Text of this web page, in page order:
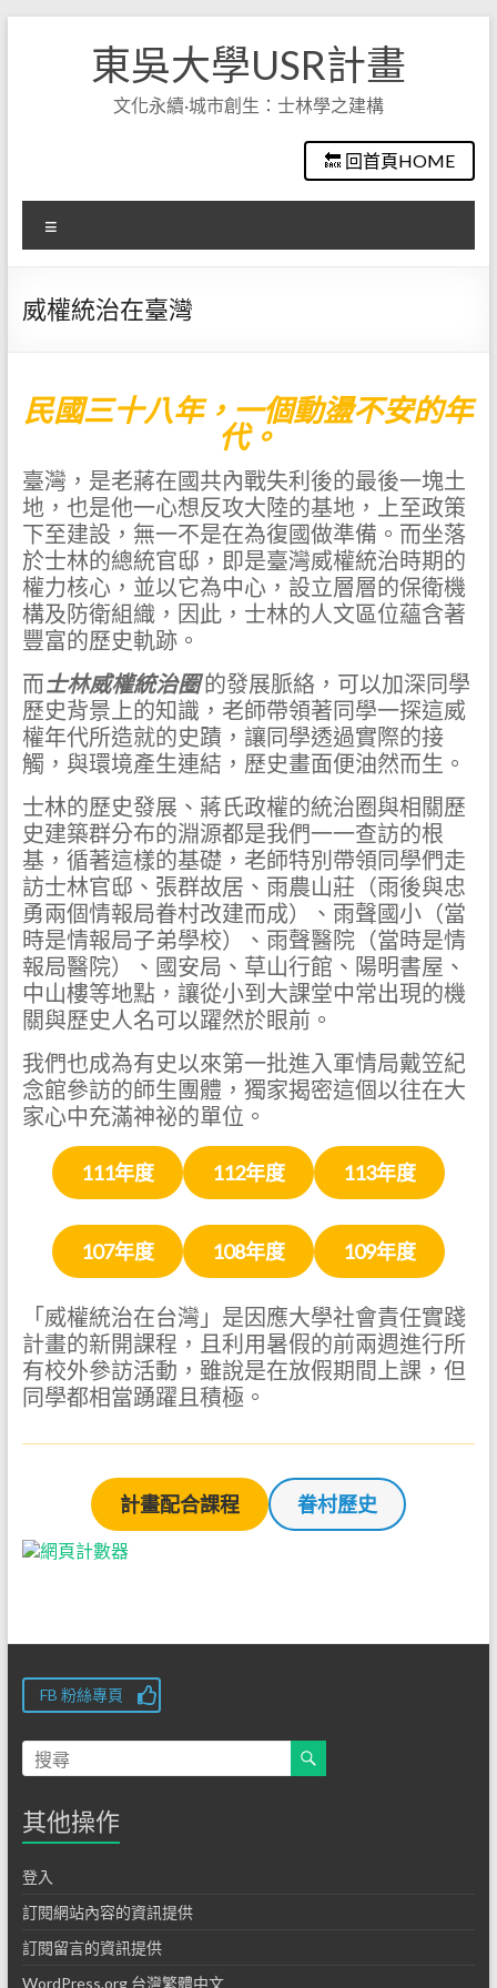
東吳大學USR計畫
文化永續·城市創生：士林學之建構
🔙 回首頁HOME
單
威權統治在臺灣
民國三十八年，一個動盪不安的年
代。
臺灣，是老蔣在國共內戰失利後的最後一塊土
地，也是他一心想反攻大陸的基地，上至政策
下至建設，無一不是在為復國做準備。而坐落
於士林的總統官邸，即是臺灣威權統治時期的
權力核心，並以它為中心，設立層層的保衛機
構及防衛組織，因此，士林的人文區位蘊含著
豐富的歷史軌跡。
而士林威權統治圈的發展脈絡，可以加深同學
歷史背景上的知識，老師帶領著同學一探這威
權年代所造就的史蹟，讓同學透過實際的接
觸，與環境產生連結，歷史畫面便油然而生。
士林的歷史發展、蔣氏政權的統治圈與相關歷
史建築群分布的淵源都是我們一一查訪的根
基，循著這樣的基礎，老師特別帶領同學們走
訪士林官邸、張群故居、雨農山莊（雨後與忠
勇兩個情報局眷村改建而成）、雨聲國小（當
時是情報局子弟學校）、雨聲醫院（當時是情
報局醫院）、國安局、草山行館、陽明書屋、
中山樓等地點，讓從小到大課堂中常出現的機
關與歷史人名可以躍然於眼前。
我們也成為有史以來第一批進入軍情局戴笠紀
念館參訪的師生團體，獨家揭密這個以往在大
家心中充滿神祕的單位。
111年度 112年度 113年度
107年度 108年度 109年度
「威權統治在台灣」是因應大學社會責任實踐
計畫的新開課程，且利用暑假的前兩週進行所
有校外參訪活動，雖說是在放假期間上課，但
同學都相當踴躍且積極。
計畫配合課程 眷村歷史
FB 粉絲專頁
其他操作
登入
訂閱網站內容的資訊提供
訂閱留言的資訊提供
WordPress.org 台灣繁體中文